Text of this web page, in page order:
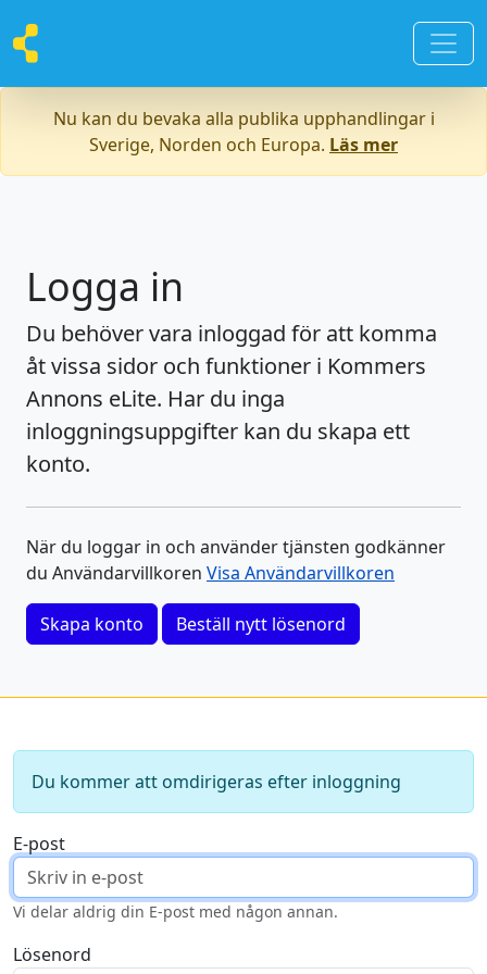
Nu kan du bevaka alla publika upphandlingar i
Sverige, Norden och Europa. Läs mer
Logga in
Du behöver vara inloggad för att komma
åt vissa sidor och funktioner i Kommers
Annons eLite. Har du inga
inloggningsuppgifter kan du skapa ett
konto.
När du loggar in och använder tjänsten godkänner
du Användarvillkoren Visa Användarvillkoren
Skapa konto Beställ nytt lösenord
Du kommer att omdirigeras efter inloggning
E-post
Vi delar aldrig din E-post med någon annan.
Lösenord